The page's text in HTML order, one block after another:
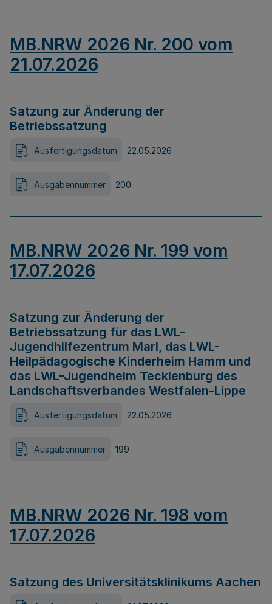
MB.NRW 2026 Nr. 200 vom
21.07.2026
Satzung zur Änderung der
Betriebssatzung
Ausfertigungsdatum 22.05.2026
Ausgabennummer 200
MB.NRW 2026 Nr. 199 vom
17.07.2026
Satzung zur Änderung der
Betriebssatzung für das LWL-
Jugendhilfezentrum Marl, das LWL-
Heilpädagogische Kinderheim Hamm und
das LWL-Jugendheim Tecklenburg des
Landschaftsverbandes Westfalen-Lippe
Ausfertigungsdatum 22.05.2026
Ausgabennummer 199
MB.NRW 2026 Nr. 198 vom
17.07.2026
Satzung des Universitätsklinikums Aachen